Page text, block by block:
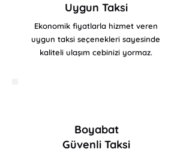
Uygun Taksi
Ekonomik fiyatlarla hizmet veren
uygun taksi seçenekleri sayesinde
kaliteli ulaşım cebinizi yormaz.
Boyabat
Güvenli Taksi